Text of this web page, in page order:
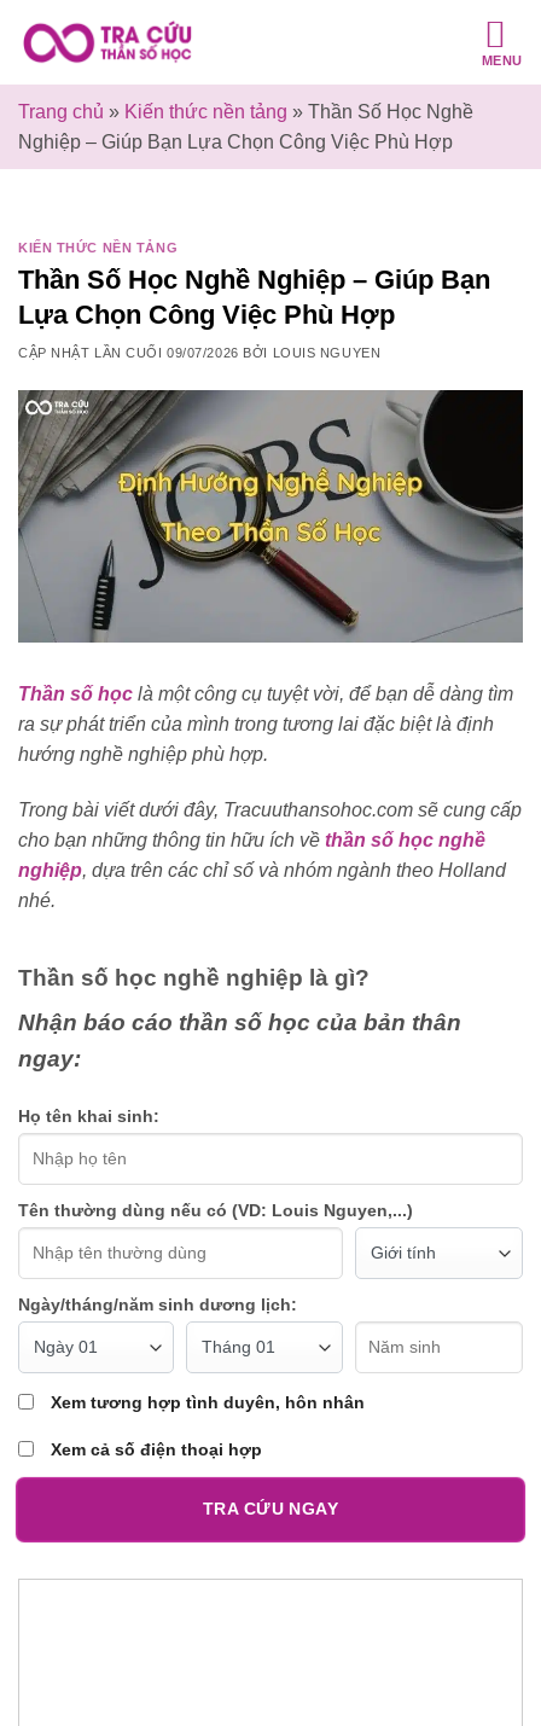
qua
dung
MENU
Trang chủ » Kiến thức nền tảng » Thần Số Học Nghề
Nghiệp – Giúp Bạn Lựa Chọn Công Việc Phù Hợp
KIẾN THỨC NỀN TẢNG
Thần Số Học Nghề Nghiệp – Giúp Bạn
Lựa Chọn Công Việc Phù Hợp
CẬP NHẬT LẦN CUỐI09/07/2026 BỞI LOUIS NGUYEN
Thần số học là một công cụ tuyệt vời, để bạn dễ dàng tìm
ra sự phát triển của mình trong tương lai đặc biệt là định
hướng nghề nghiệp phù hợp.
Trong bài viết dưới đây, Tracuuthansohoc.com sẽ cung cấp
cho bạn những thông tin hữu ích về thần số học nghề
nghiệp, dựa trên các chỉ số và nhóm ngành theo Holland
nhé.
Thần số học nghề nghiệp là gì?
Nhận báo cáo thần số học của bản thân
ngay:
Họ tên khai sinh:
Tên thường dùng nếu có (VD: Louis Nguyen,...)
Ngày/tháng/năm sinh dương lịch:
Xem tương hợp tình duyên, hôn nhân
Xem cả số điện thoại hợp
TRA CỨU NGAY